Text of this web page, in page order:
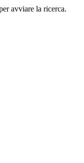
avviare la ricerca.